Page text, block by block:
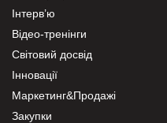
Інтерв’ю
Відео-тренінги
Світовий досвід
Інновації
Маркетинг&Продажі
Закупки